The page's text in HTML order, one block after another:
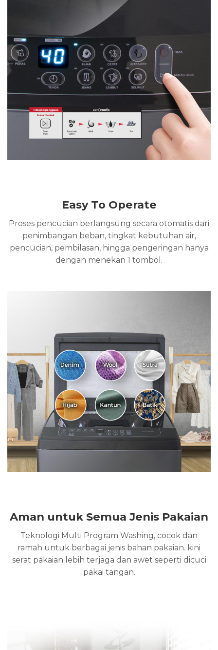
Easy To Operate
Proses pencucian berlangsung secara otomatis dari
penimbangan beban, tingkat kebutuhan air,
pencucian, pembilasan, hingga pengeringan hanya
dengan menekan 1 tombol.
Aman untuk Semua Jenis Pakaian
Teknologi Multi Program Washing, cocok dan
ramah untuk berbagai jenis bahan pakaian. kini
serat pakaian lebih terjaga dan awet seperti dicuci
pakai tangan.